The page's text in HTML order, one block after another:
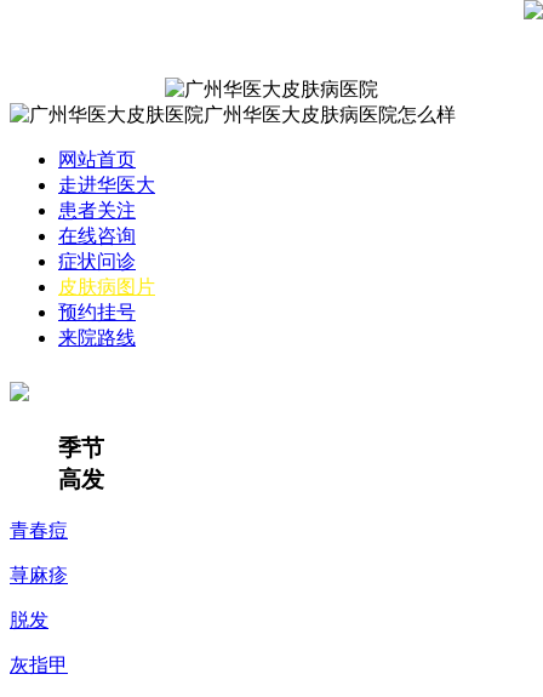
网站首页
走进华医大
患者关注
在线咨询
症状问诊
皮肤病图片
预约挂号
来院路线
季节
高发
青春痘
荨麻疹
脱发
灰指甲